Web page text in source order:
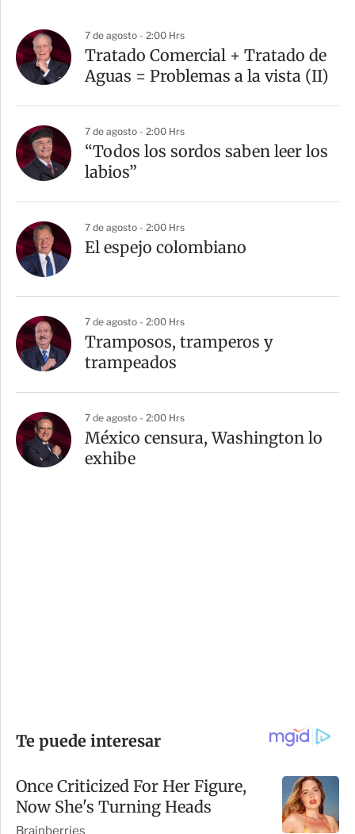
7 de agosto - 2:00 Hrs
Tratado Comercial + Tratado de
Aguas = Problemas a la vista (II)
7 de agosto - 2:00 Hrs
“Todos los sordos saben leer los
labios”
7 de agosto - 2:00 Hrs
El espejo colombiano
7 de agosto - 2:00 Hrs
Tramposos, tramperos y
trampeados
7 de agosto - 2:00 Hrs
México censura, Washington lo
exhibe